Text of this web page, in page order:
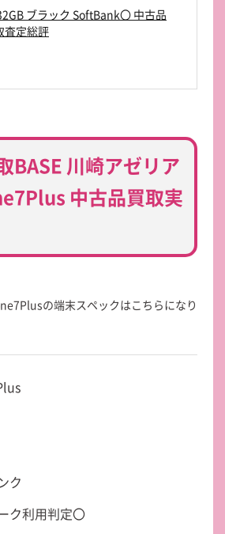
ブラック SoftBank〇 中古品
定総評
BASE 川崎アゼリア
中古品買取実
の端末スペックはこちらになり
ク
ク利用判定〇